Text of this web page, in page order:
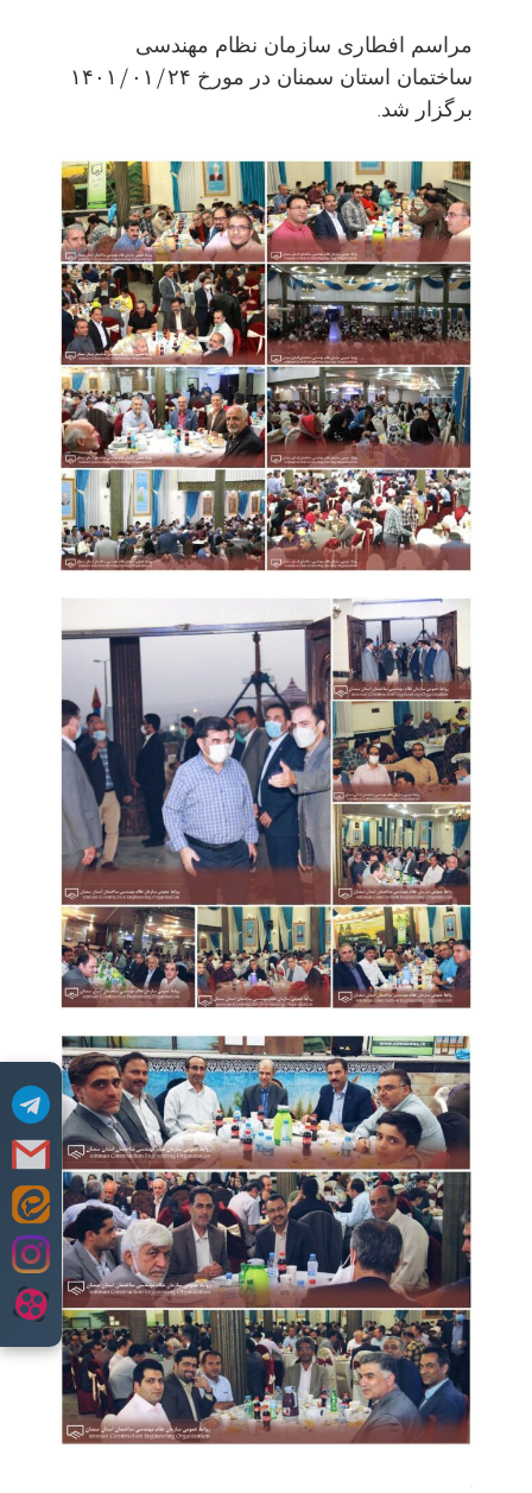
Skip
to
content
مراسم افطاری سازمان نظام مهندسی
ساختمان استان سمنان در مورخ ۱۴۰۱/۰۱/۲۴
برگزار شد.
.